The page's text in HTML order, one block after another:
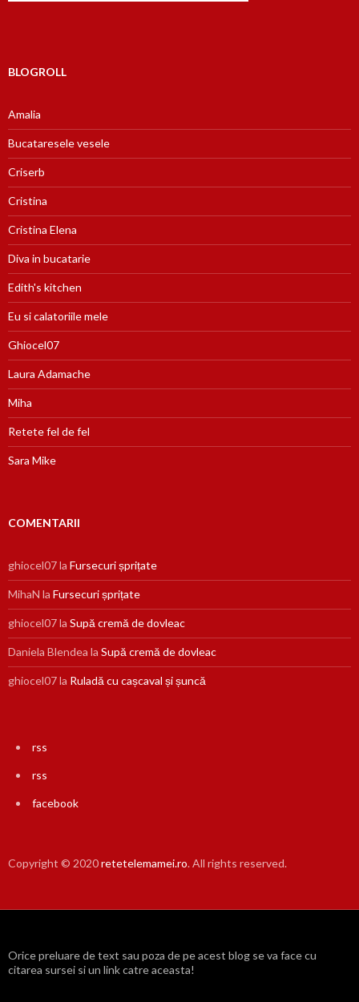
BLOGROLL
Amalia
Bucataresele vesele
Criserb
Cristina
Cristina Elena
Diva in bucatarie
Edith's kitchen
Eu si calatoriile mele
Ghiocel07
Laura Adamache
Miha
Retete fel de fel
Sara Mike
COMENTARII
ghiocel07la Fursecuri șprițate
MihaN la Fursecuri șprițate
ghiocel07la Supă cremă de dovleac
Daniela Blendea la Supă cremă de dovleac
ghiocel07la Ruladă cu cașcaval și șuncă
rss
rss
facebook
Copyright © 2020retetelemamei.ro. All rights reserved.
Orice preluare de text sau poza de pe acest blog se va face cu
citarea sursei si un link catre aceasta!